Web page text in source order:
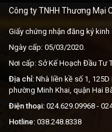
Công ty TNHH Thương Mại
Giấy chứng nhận đăng ký
Ngày cấp: 05/03/2020.
Nơi cấp: Sở Kế Hoạch Đầu Tư
Địa chỉ: Nhà liền kề số 1,
phường Minh Khai, quận Hai
Điện thoại: 024.629.09968 -
Hotline: 038.248.8338